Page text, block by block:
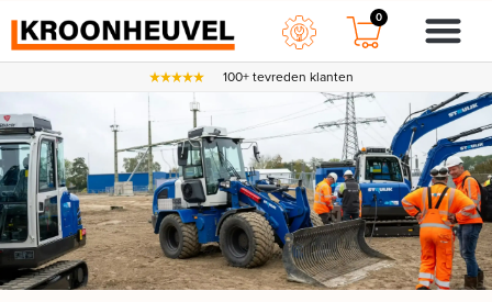
0
100+ tevreden klanten